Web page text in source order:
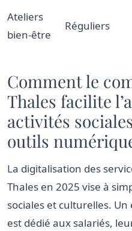
Ateliers
bien-être
Réguliers
Comment le
Thales facilite
activités
outils
La digitalisation des
Thales en 2025 vise à
sociales et culturelles.
est dédié aux salariés,